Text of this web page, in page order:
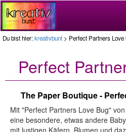
Du bist hier:kreativbunt > Perfect Partners Love
Perfect
The Paper Boutique -
Mit "Perfect Partners Love Bug"
eine besondere, etwas andere
mit lustigen Käfern, Blumen und